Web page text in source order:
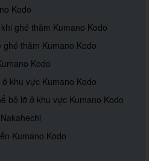
Kodo
ghé thăm Kumano Kodo
thăm Kumano Kodo
Kodo
khu vực Kumano Kodo
bỏ lỡ ở khu vực Kumano Kodo
Kumano Kodo